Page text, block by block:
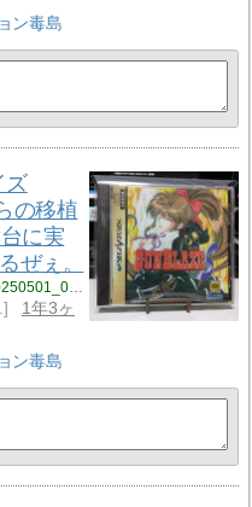
ン毒島
ズ
の移植
に実
ぜぇ。
1年3ヶ
ン毒島